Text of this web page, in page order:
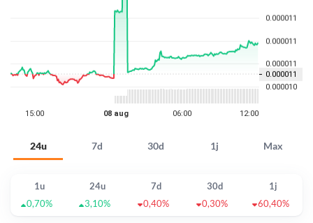
24u 7d 30d 1j Max
1u 24u 7d 30d
1j
0,70%
3,10% 0,40% 0,30% 60,40%